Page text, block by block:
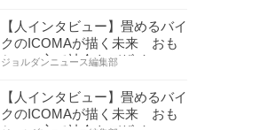
【人インタビュー】畳めるバイ
クのICOMAが描く未来 おも
ちゃの心で社会をデザイ…
ジョルダンニュース編集部
【人インタビュー】畳めるバイ
クのICOMAが描く未来 おも